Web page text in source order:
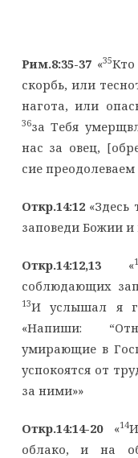
Рим.8:35-37«35
скорбь, или
нагота, или
36за Тебя
нас за овец,
сие
Откр.14:12«Здесь
заповеди Божии и
Откр.14:12,13«
соблюдающих
13И услышал я
«Напиши:
умирающие в
успокоятся от
за ними»»
Откр.14:14-20«14
облако, и на